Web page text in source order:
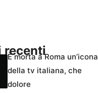
recenti
È morta a Roma un’icona
della tv italiana, che
dolore